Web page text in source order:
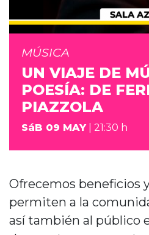
MÚSICA
UN VIAJE DE
POESÍA: DE
PIAZZOLA
SáB 09 MAY | 21:30 h
Ofrecemos beneficios
permiten a la
así también al público